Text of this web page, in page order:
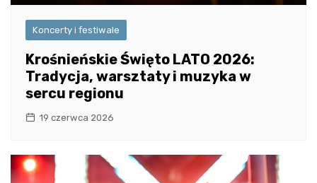
Koncerty i festiwale
Krośnieńskie Święto LATO 2026:
Tradycja, warsztaty i muzyka w
sercu regionu
19 czerwca 2026